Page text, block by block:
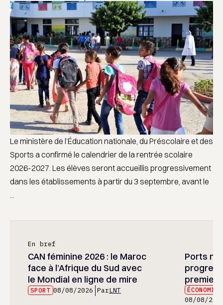
Le ministère de l’Éducation nationale, du Préscolaire et des
Sports a confirmé le calendrier de la rentrée scolaire
2026-2027. Les élèves seront accueillis progressivement
dans les établissements à partir du 3 septembre, avant le
...
En bref
CAN féminine 2026 : le Maroc
face à l’Afrique du Sud avec
le Mondial en ligne de mire
SPORT 08/08/2026 ParLNT
Ports
premier
08/08/